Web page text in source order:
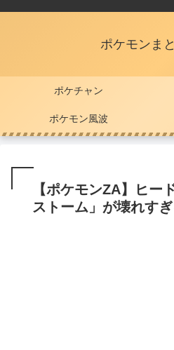
ポケモンま
ポケチャン
ポケモン風波
【ポケモンZA】ヒー
ストーム」が壊れす